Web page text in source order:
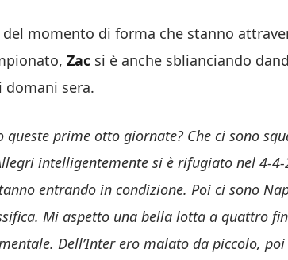
momento di forma che stanno
Zac si è anche sblianciando
domani sera.
queste prime otto giornate? Che ci sono
intelligentemente si è rifugiato nel 4-
entrando in condizione. Poi ci sono
Mi aspetto una bella lotta a quattro
Dell’Inter ero malato da piccolo,